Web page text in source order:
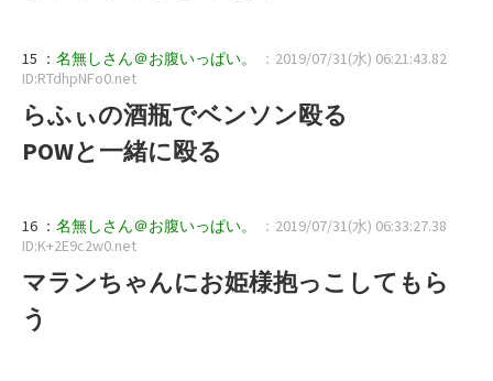
15 ： 名無しさん＠お腹いっぱい。
：2019/07/31(水) 06:21:43.82
ID:RTdhpNFo0.net
らふぃの酒瓶でベンソン殴る
POWと一緒に殴る
16 ： 名無しさん＠お腹いっぱい。
：2019/07/31(水) 06:33:27.38
ID:K+2E9c2w0.net
マランちゃんにお姫様抱っこしてもら
う